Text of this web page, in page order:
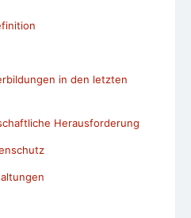
in den letzten
Herausforderung